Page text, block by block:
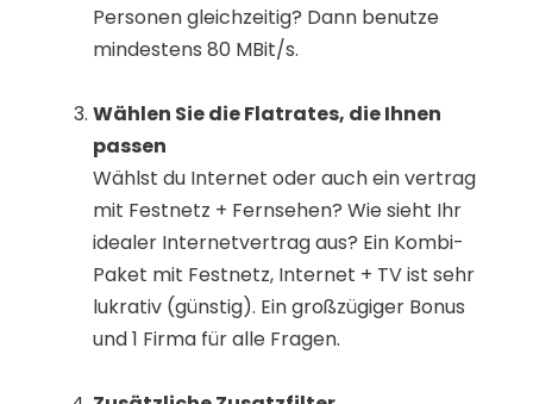
Personen gleichzeitig? Dann benutze
mindestens 80 MBit/s.
Wählen Sie die Flatrates, die Ihnen
passen
Wählst du Internet oder auch ein vertrag
mit Festnetz + Fernsehen? Wie sieht Ihr
idealer Internetvertrag aus? Ein Kombi-
Paket mit Festnetz, Internet + TV ist sehr
lukrativ (günstig). Ein großzügiger Bonus
und 1 Firma für alle Fragen.